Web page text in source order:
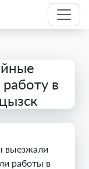
в
выезжали
работы в